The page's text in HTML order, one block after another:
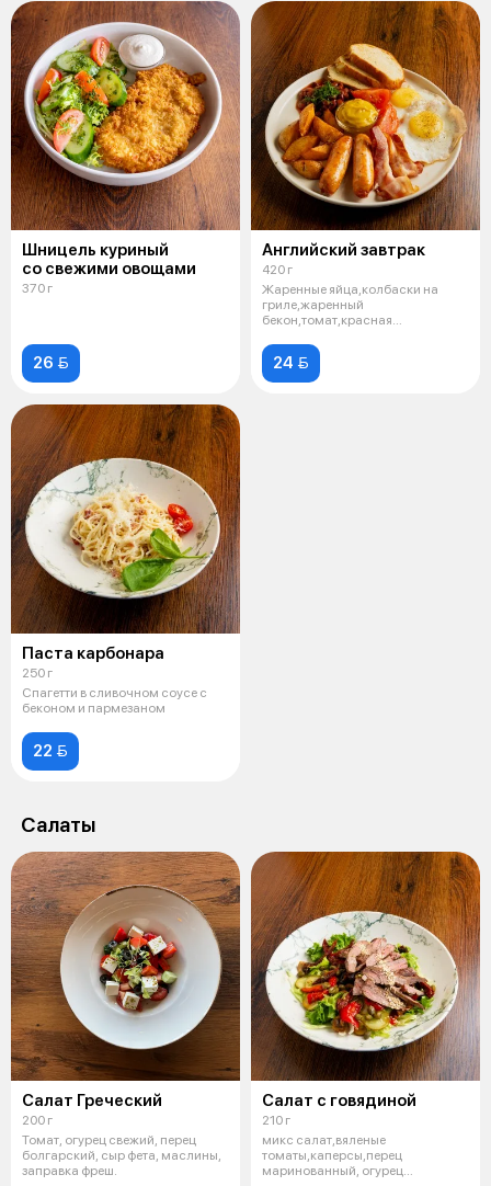
Шницель куриный
со свежими овощами
370 г
26 
Английский завтрак
420 г
Жаренные яйца,колбаски на
гриле,жаренный
бекон,томат,красная
24 
Паста карбонара
250 г
Спагетти в сливочном соусе с
беконом и пармезаном
22 
Салаты
Салат Греческий
200 г
Томат, огурец свежий, перец
болгарский, сыр фета, маслины,
заправка фреш.
Салат с говядиной
210 г
микс салат,вяленые
томаты,каперсы,перец
маринованный, огурец